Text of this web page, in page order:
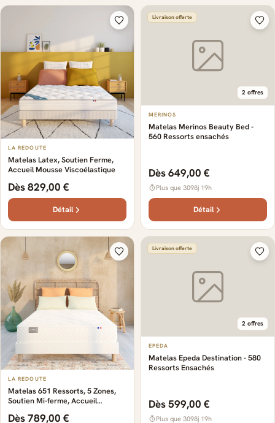
LA REDOUTE
Matelas Latex, Soutien Ferme,
Accueil Mousse Viscoélastique
Dès 829,00 €
Détail
Livraison offerte
2 offres
MERINOS
Matelas Merinos Beauty Bed -
560 Ressorts ensachés
Dès 649,00 €
Plus que 3098j 19h
Détail
LA REDOUTE
Matelas 651 Ressorts, 5 Zones,
Soutien Mi-ferme, Accueil
Dès 789,00 €
Livraison offerte
2 offres
EPEDA
Matelas Epeda Destination - 580
Ressorts Ensachés
Dès 599,00 €
Plus que 3098j 19h